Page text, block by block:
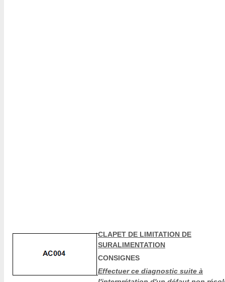
CLAPET DE LIMITATION DE
SURALIMENTATION
CONSIGNES
Effectuer ce diagnostic suite à